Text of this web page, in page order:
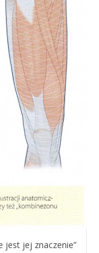
jest jej znaczenie”